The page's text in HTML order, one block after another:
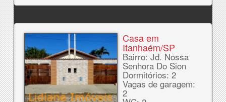
Casa em
Itanhaém/SP
Bairro: Jd. Nossa
Senhora Do Sion
Dormitórios: 2
Vagas de garagem:
2